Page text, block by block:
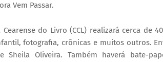
Vem Passar.
do Livro (CCL) realizará cerca de
fotografia, crônicas e muitos outros.
Sheila Oliveira. Também haverá bate-